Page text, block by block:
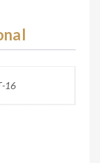
16